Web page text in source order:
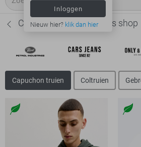
Inloggen
Nieuw hier? klik dan hier
Capuchon truien - Basics shop
Capuchon truien Coltruien